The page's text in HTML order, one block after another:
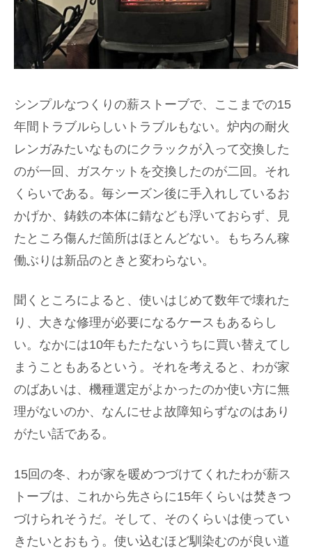
シンプルなつくりの薪ストーブで、ここまでの15
年間トラブルらしいトラブルもない。炉内の耐火
レンガみたいなものにクラックが入って交換した
のが一回、ガスケットを交換したのが二回。それ
くらいである。毎シーズン後に手入れしているお
かげか、鋳鉄の本体に錆なども浮いておらず、見
たところ傷んだ箇所はほとんどない。もちろん稼
働ぶりは新品のときと変わらない。
聞くところによると、使いはじめて数年で壊れた
り、大きな修理が必要になるケースもあるらし
い。なかには10年もたたないうちに買い替えてし
まうこともあるという。それを考えると、わが家
のばあいは、機種選定がよかったのか使い方に無
理がないのか、なんにせよ故障知らずなのはあり
がたい話である。
15回の冬、わが家を暖めつづけてくれたわが薪ス
トーブは、これから先さらに15年くらいは焚きつ
づけられそうだ。そして、そのくらいは使ってい
きたいとおもう。使い込むほど馴染むのが良い道